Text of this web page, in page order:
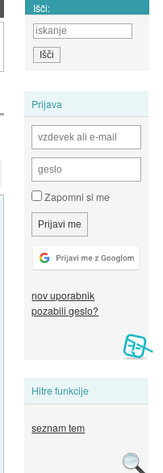
Išči:
Prijava
Zapomni si me
nov uporabnik
pozabili geslo?
Hitre funkcije
seznam tem